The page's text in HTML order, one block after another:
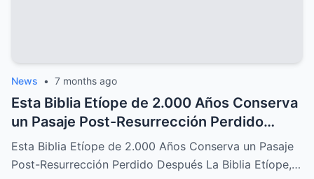
News • 7 months ago
Esta Biblia Etíope de 2.000 Años Conserva
un Pasaje Post-Resurrección Perdido
Después: Un Descubrimiento Increíble
Esta Biblia Etíope de 2.000 Años Conserva un Pasaje
Post-Resurrección Perdido Después La Biblia Etíope,…